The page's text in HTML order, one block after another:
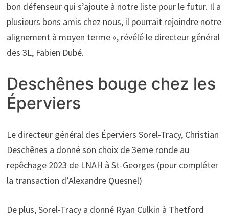
bon défenseur qui s’ajoute à notre liste pour le futur. Il a
plusieurs bons amis chez nous, il pourrait rejoindre notre
alignement à moyen terme », révélé le directeur général
des 3L, Fabien Dubé.
Deschênes bouge chez les
Éperviers
Le directeur général des Éperviers Sorel-Tracy, Christian
Deschênes a donné son choix de 3eme ronde au
repêchage 2023 de LNAH à St-Georges (pour compléter
la transaction d’Alexandre Quesnel)
De plus, Sorel-Tracy a donné Ryan Culkin à Thetford